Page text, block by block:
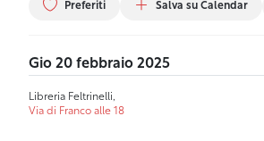
Preferiti Salva su Calendar
Gio 20 febbraio 2025
Libreria Feltrinelli,
Via di Franco alle 18